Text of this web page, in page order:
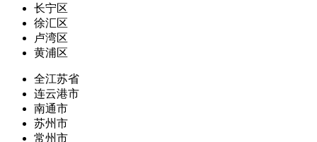
长宁区
徐汇区
卢湾区
黄浦区
全江苏省
连云港市
南通市
苏州市
常州市